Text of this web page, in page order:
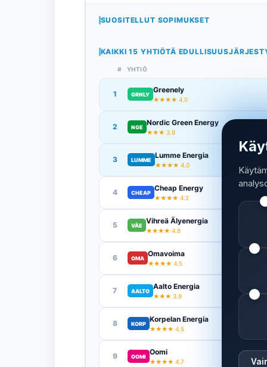
SUOSITELLUT SOPIMUKSET
KAIKKI 15 YHTIÖTÄ
# YHTIÖ
1 GRNLY
Greenely
★★★★ 4.0
2 NGE
Nordic Green Energy
★★★ 3.8
3 LUMME
Lumme Energia
★★★★ 4.0
4 CHEAP
Cheap Energy
★★★★ 4.2
5 VÄE
Vihreä Älyenergia
★★★★ 4.8
6 OMA
Omavoima
★★★★ 4.5
7 AALTO
Aalto Energia
★★★ 3.9
8 KORP
Korpelan Energia
★★★★ 4.5
9 OOMI
Oomi
★★★★ 4.7